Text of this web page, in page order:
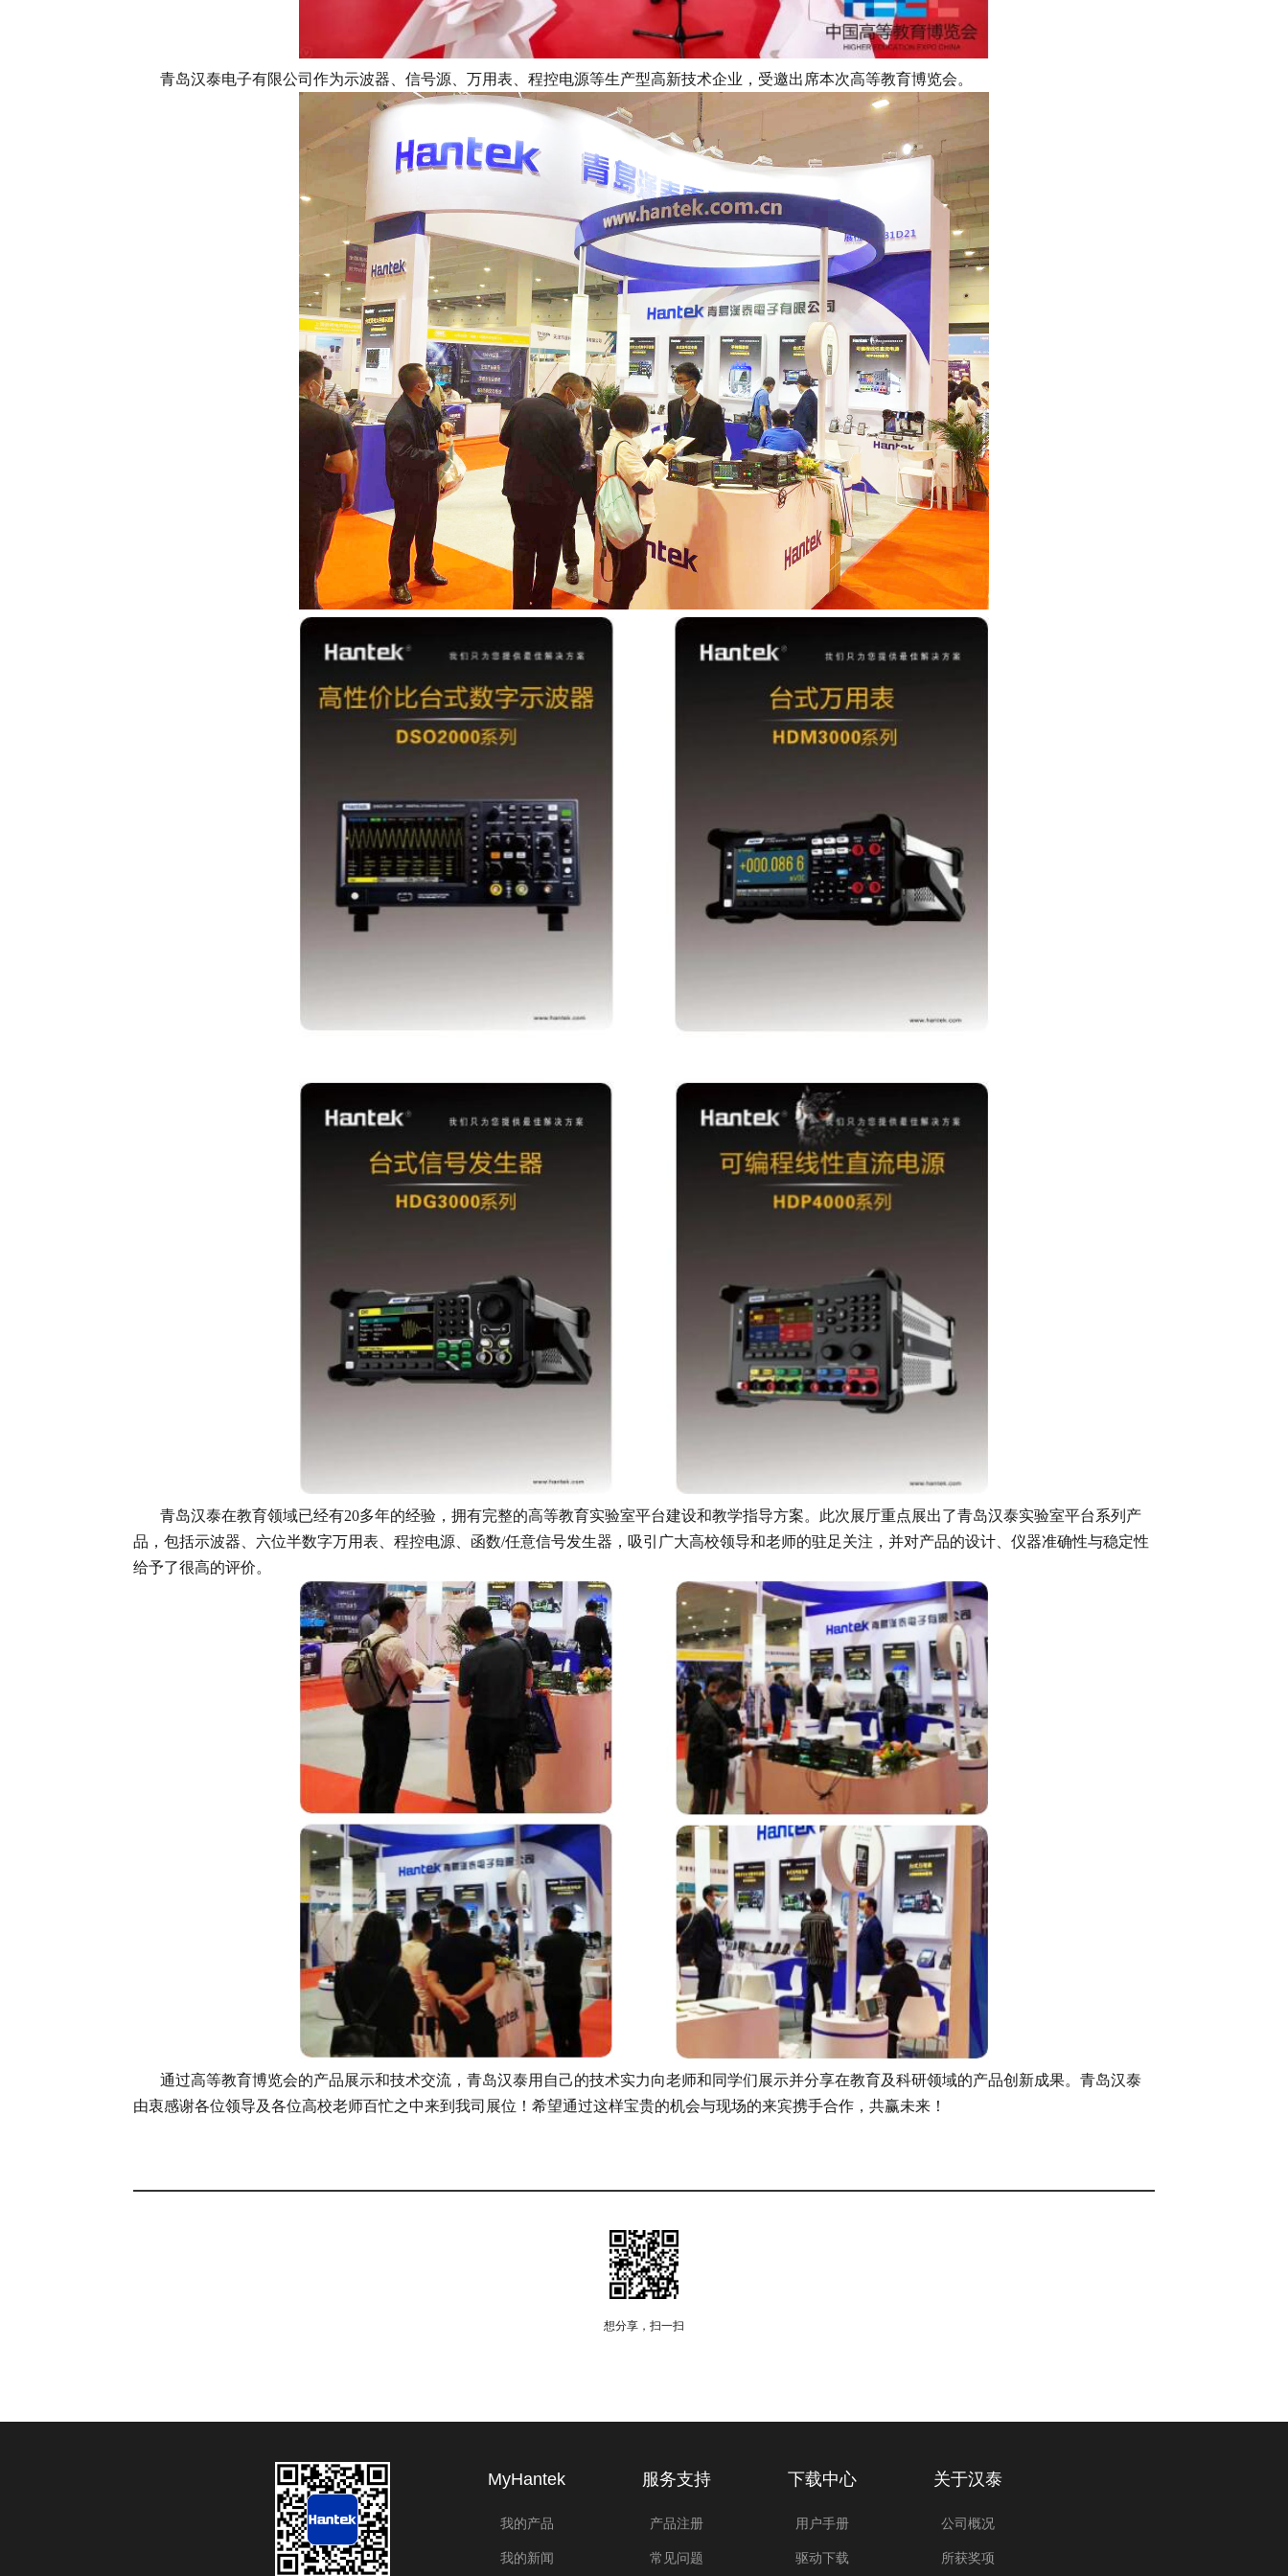
青岛汉泰电子有限公司作为示波器、信号源、万用表、程控电源等生产型高新技术企业，受邀出席本次高等教育博览会。
青岛汉泰在教育领域已经有20多年的经验，拥有完整的高等教育实验室平台建设和教学指导方案。此次展厅重点展出了青岛汉泰实验室平台系列产
品，包括示波器、六位半数字万用表、程控电源、函数/任意信号发生器，吸引广大高校领导和老师的驻足关注，并对产品的设计、仪器准确性与稳定性
给予了很高的评价。
通过高等教育博览会的产品展示和技术交流，青岛汉泰用自己的技术实力向老师和同学们展示并分享在教育及科研领域的产品创新成果。青岛汉泰
由衷感谢各位领导及各位高校老师百忙之中来到我司展位！希望通过这样宝贵的机会与现场的来宾携手合作，共赢未来！
想分享，扫一扫
MyHantek
我的产品
我的新闻
服务支持
产品注册
常见问题
下载中心
用户手册
驱动下载
关于汉泰
公司概况
所获奖项